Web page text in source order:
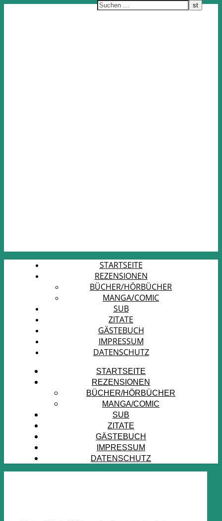
STARTSEITE
REZENSIONEN
BÜCHER/HÖRBÜCHER
MANGA/COMIC
SUB
ZITATE
GÄSTEBUCH
IMPRESSUM
DATENSCHUTZ
STARTSEITE
REZENSIONEN
BÜCHER/HÖRBÜCHER
MANGA/COMIC
SUB
ZITATE
GÄSTEBUCH
IMPRESSUM
DATENSCHUTZ